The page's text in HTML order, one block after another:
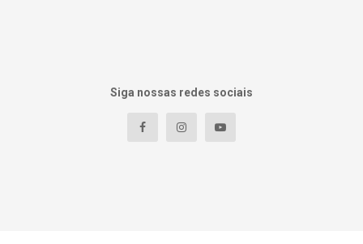
Siga nossas redes sociais